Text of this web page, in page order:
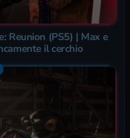
Reunion (PS5) | Max e
il cerchio